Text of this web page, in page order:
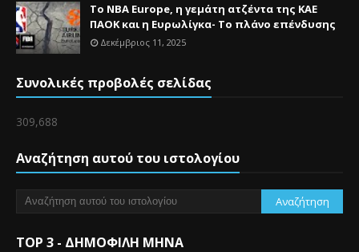
Το NBA Europe, η γεμάτη ατζέντα της ΚΑΕ
ΠΑΟΚ και η Ευρωλίγκα- Το πλάνο επένδυσης
Δεκέμβριος 11, 2025
Συνολικές προβολές σελίδας
309,688
Αναζήτηση αυτού του ιστολογίου
TOP 3 - ΔΗΜΟΦΙΛΗ ΜΗΝΑ